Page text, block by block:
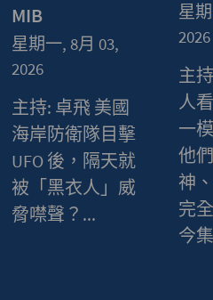
MIB
星期一, 8月 03,
2026
主持: 卓飛 美國
海岸防衛隊目擊
UFO 後，隔天就
被「黑衣人」威
脅噤聲？...
星
2026
主
人
一
他
神
完
今